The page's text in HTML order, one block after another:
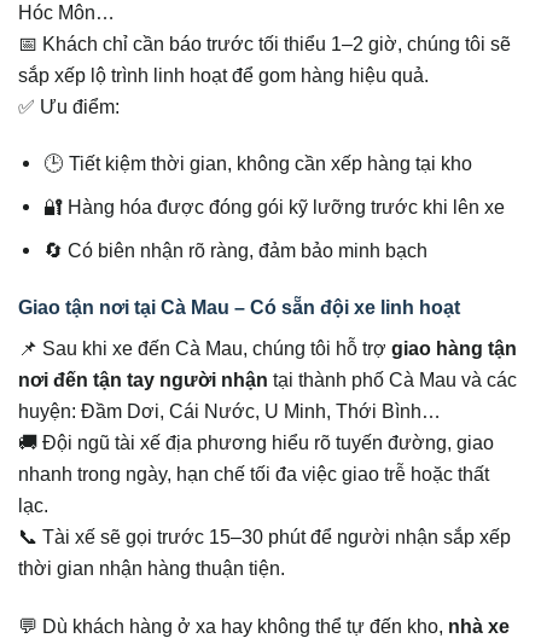
Hóc Môn…
📅 Khách chỉ cần báo trước tối thiểu 1–2 giờ, chúng tôi sẽ
sắp xếp lộ trình linh hoạt để gom hàng hiệu quả.
✅ Ưu điểm:
🕒 Tiết kiệm thời gian, không cần xếp hàng tại kho
🔐 Hàng hóa được đóng gói kỹ lưỡng trước khi lên xe
🔄 Có biên nhận rõ ràng, đảm bảo minh bạch
Giao tận nơi tại Cà Mau – Có sẵn đội xe linh hoạt
📌 Sau khi xe đến Cà Mau, chúng tôi hỗ trợ giao hàng tận
nơi đến tận tay người nhận tại thành phố Cà Mau và các
huyện: Đầm Dơi, Cái Nước, U Minh, Thới Bình…
🚚 Đội ngũ tài xế địa phương hiểu rõ tuyến đường, giao
nhanh trong ngày, hạn chế tối đa việc giao trễ hoặc thất
lạc.
📞 Tài xế sẽ gọi trước 15–30 phút để người nhận sắp xếp
thời gian nhận hàng thuận tiện.
💬 Dù khách hàng ở xa hay không thể tự đến kho, nhà xe